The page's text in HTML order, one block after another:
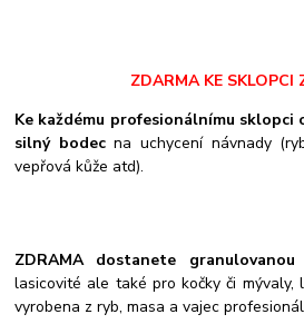
ZDARMA KE SKLOPCI
Ke každému profesionálnímu sklopci
silný bodecna uchycení návnady
vepřová kůže atd).
ZDRAMA dostanete granulovanou
lasicovité ale také pro kočky či mývaly,
vyrobena z ryb, masa a vajec